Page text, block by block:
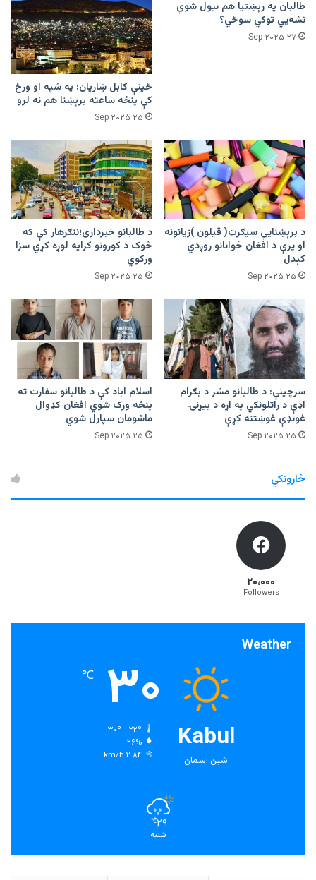
طالبان په رېښتیا هم نیول شوي
نشه‌یي توکي سوځي؟
۲۷ Sep ۲۰۲۵
ځينې کابل ښاریان: په شپه او ورځ
کې پنځه ساعته برېښنا هم نه لرو
۲۵ Sep ۲۰۲۵
د برېښنايي سیګرټ( قیلون )زیانونه
او پرې د افغان ځوانانو روږدي
کېدل
۲۵ Sep ۲۰۲۵
د طالبانو خبرداری؛‌ننګرهار کې که
څوک د کورونو کرایه لوړه کړي سزا
ورکوي
۲۵ Sep ۲۰۲۵
سرچینې: د طالبانو مشر د بګرام
اډې د راتلونکي په اړه د بیړنۍ
غونډې غوښتنه کړې
۲۵ Sep ۲۰۲۵
اسلام اباد کې د طالبانو سفارت ته
پنځه ورک شوي افغان کډوال
ماشومان سپارل شوي
۲۵ Sep ۲۰۲۵
څارونکي
۲۰،۰۰۰
Followers
Weather
Kabul
شین اسمان
۳۰ ℃
۲۶%
۲.۸۴ km/h
۲۹℃
شنبه